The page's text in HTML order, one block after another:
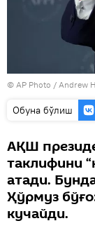
© AP Photo / Andrew
Oбуна бўлиш
АҚШ
таклифини
атади.
Ҳўрмуз
кучайди.